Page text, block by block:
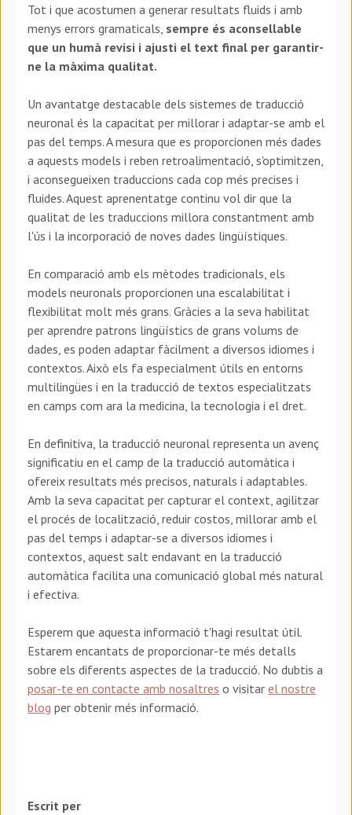
Tot i que acostumen a generar resultats fluids i amb
menys errors gramaticals, sempre és aconsellable
que un humà revisi i ajusti el text final per garantir-
ne la màxima qualitat.
Un avantatge destacable dels sistemes de traducció
neuronal és la capacitat per millorar i adaptar-se amb el
pas del temps. A mesura que es proporcionen més dades
a aquests models i reben retroalimentació, s'optimitzen,
i aconsegueixen traduccions cada cop més precises i
fluides. Aquest aprenentatge continu vol dir que la
qualitat de les traduccions millora constantment amb
l'ús i la incorporació de noves dades lingüístiques.
En comparació amb els mètodes tradicionals, els
models neuronals proporcionen una escalabilitat i
flexibilitat molt més grans. Gràcies a la seva habilitat
per aprendre patrons lingüístics de grans volums de
dades, es poden adaptar fàcilment a diversos idiomes i
contextos. Això els fa especialment útils en entorns
multilingües i en la traducció de textos especialitzats
en camps com ara la medicina, la tecnologia i el dret.
En definitiva, la traducció neuronal representa un avenç
significatiu en el camp de la traducció automàtica i
ofereix resultats més precisos, naturals i adaptables.
Amb la seva capacitat per capturar el context, agilitzar
el procés de localització, reduir costos, millorar amb el
pas del temps i adaptar-se a diversos idiomes i
contextos, aquest salt endavant en la traducció
automàtica facilita una comunicació global més natural
i efectiva.
Esperem que aquesta informació t'hagi resultat útil.
Estarem encantats de proporcionar-te més detalls
sobre els diferents aspectes de la traducció. No dubtis a
posar-te en contacte amb nosaltres o visitar el nostre
blog per obtenir més informació.
Escrit per